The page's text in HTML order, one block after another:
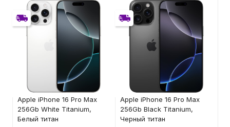
Умный дом и безопасность
Автомобильные аксессуары
Сервисный центр Apple в Самаре
Подарочные сертификаты
Без RuStore
Без RuStore
Имеется недостаток
товара: невозможно
использовать RuStore
105 700
Apple iPhone 16 Pro Max
256Gb White Titanium,
Белый титан
Без RuStore
Без RuStore
Имеется недостаток
товара: невозможно
использовать RuStore
105 800
Apple iPhone 16 Pro Max
256Gb Black Titanium,
Черный титан